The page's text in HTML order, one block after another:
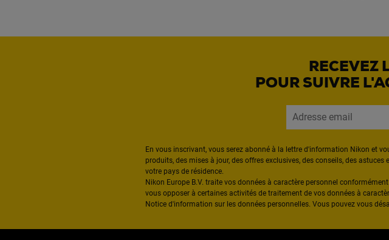
RECEVEZ
POUR SUIVRE
En vous inscrivant, vous serez abonné à la lettre d'information Nikon et
produits, des mises à jour, des offres exclusives, des conseils, des
votre pays de résidence.
Nikon Europe B.V. traite vos données à caractère personnel
vous opposer à certaines activités de traitement de vos données à
Notice d'information sur les données personnelles. Vous pouvez vous